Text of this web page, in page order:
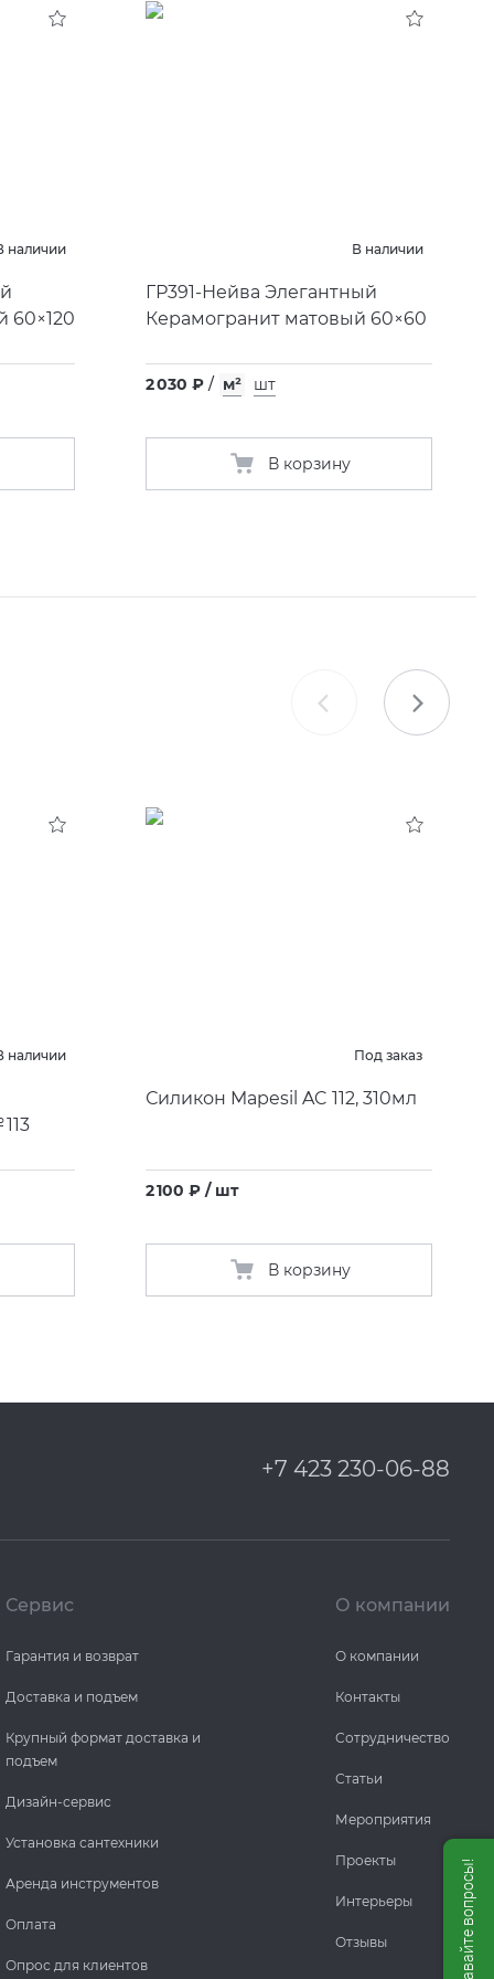
наличии
60×120
В наличии
ГР391-Нейва Элегантный
Керамогранит матовый 60×60
2 030 ₽ / м² шт
В корзину
наличии Под заказ
Силикон Mapesil AC 112, 310мл
2 100 ₽ / шт
В корзину
+7 423 230-06-88
Сервис
Гарантия и возврат
Доставка и подъем
Крупный формат доставка и
подъем
Дизайн-сервис
Установка сантехники
Аренда инструментов
Оплата
Опрос для клиентов
О компании
О компании
Контакты
Сотрудничество
Статьи
Мероприятия
Проекты
Интерьеры
Отзывы